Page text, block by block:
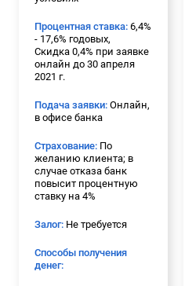
Процентная ставка: 6,4%
- 17,6% годовых,
Скидка 0,4% при заявке
онлайн до 30 апреля
2021 г.
Подача заявки: Онлайн,
в офисе банка
Страхование: По
желанию клиента; в
случае отказа банк
повысит процентную
ставку на 4%
Залог: Не требуется
Способы получения
денег: